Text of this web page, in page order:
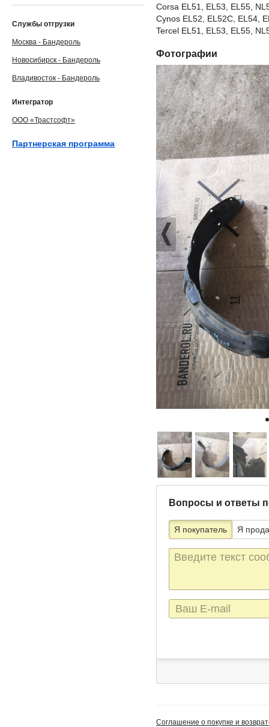
Corsa EL51, EL53, EL55,
Cynos EL52, EL52C, EL54,
Tercel EL51, EL53, EL55,
Фотографии
Вопросы и ответы
Я покупатель Я
Текст
сообщения
E-
mail
Службы отгрузки
Москва - Бандероль
Новосибирск - Бандероль
Владивосток - Бандероль
Интегратор
ООО «Трастсофт»
Партнерская программа
Соглашение о покупке и